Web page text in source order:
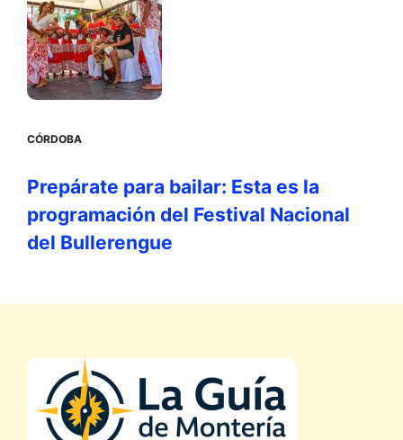
CÓRDOBA
Prepárate para bailar: Esta es la
programación del Festival Nacional
del Bullerengue